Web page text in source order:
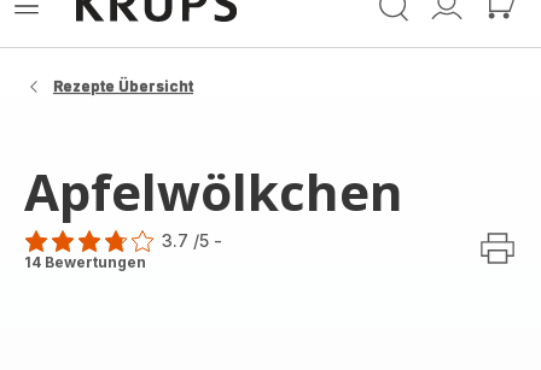
Mein
Mein
Das
Rezepte Übersicht
Apfelwölkchen
ratings.3.7
3.7 /5 -
14 Bewertungen